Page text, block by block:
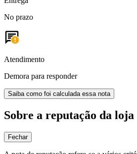
No prazo
Atendimento
Demora para responder
Saiba como foi calculada essa nota
Sobre a reputação da loja
Fechar